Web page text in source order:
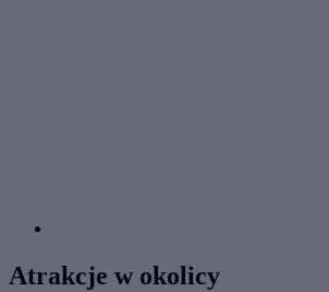
Atrakcje w okolicy